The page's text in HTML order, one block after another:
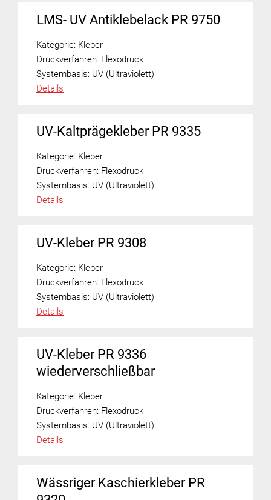
LMS- UV Antiklebelack PR 9750
Kategorie: Kleber
Druckverfahren: Flexodruck
Systembasis: UV (Ultraviolett)
Details
UV-Kaltprägekleber PR 9335
Kategorie: Kleber
Druckverfahren: Flexodruck
Systembasis: UV (Ultraviolett)
Details
UV-Kleber PR 9308
Kategorie: Kleber
Druckverfahren: Flexodruck
Systembasis: UV (Ultraviolett)
Details
UV-Kleber PR 9336
wiederverschließbar
Kategorie: Kleber
Druckverfahren: Flexodruck
Systembasis: UV (Ultraviolett)
Details
Wässriger Kaschierkleber PR